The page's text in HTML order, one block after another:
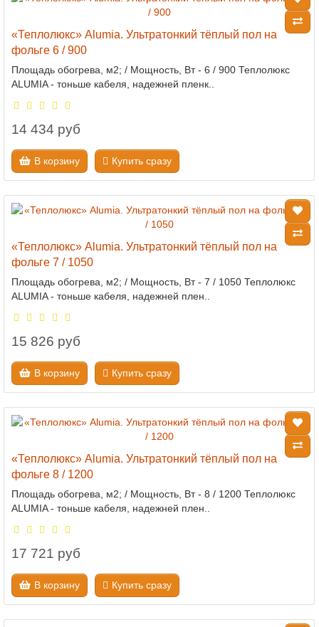
«Теплолюкс» Alumia. Ультратонкий тёплый пол на
фольге 6 / 900
Площадь обогрева, м2; / Мощность, Вт - 6 / 900 Теплолюкс
ALUMIA - тоньше кабеля, надежней пленк..
14 434 руб
В корзину Купить сразу
«Теплолюкс» Alumia. Ультратонкий тёплый пол на
фольге 7 / 1050
Площадь обогрева, м2; / Мощность, Вт - 7 / 1050 Теплолюкс
ALUMIA - тоньше кабеля, надежней плен..
15 826 руб
В корзину Купить сразу
«Теплолюкс» Alumia. Ультратонкий тёплый пол на
фольге 8 / 1200
Площадь обогрева, м2; / Мощность, Вт - 8 / 1200 Теплолюкс
ALUMIA - тоньше кабеля, надежней плен..
17 721 руб
В корзину Купить сразу